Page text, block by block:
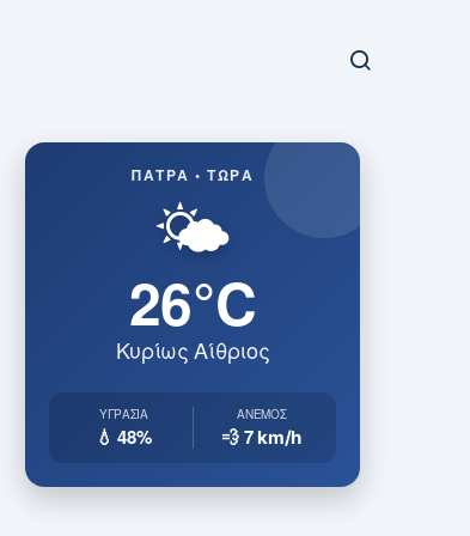
ΠΆΤΡΑ • ΤΏΡΑ
🌤️
26°C
Κυρίως Αίθριος
ΥΓΡΑΣΊΑ
💧 48%
ΆΝΕΜΟΣ
💨 7km/h